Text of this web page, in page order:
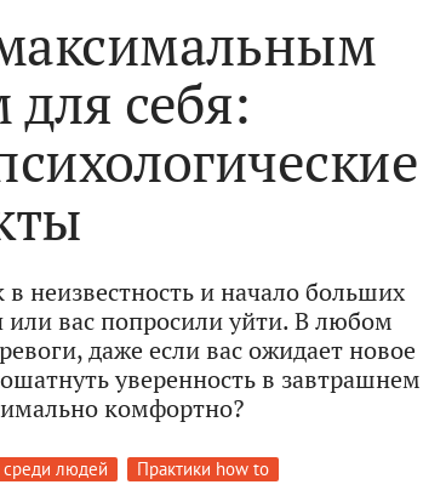
себя:
неизвестность и начало больших
вас попросили уйти. В любом
даже если вас ожидает новое
уверенность в завтрашнем
комфортно?
среди людей Практики how to